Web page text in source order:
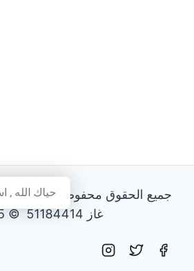
جميع الحقوق محفوظة - فني
غاز 51184414 © 2025
حياك الله ,